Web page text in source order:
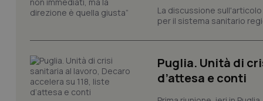
La discussione
per il sistema sanitario
Puglia. Unità di
d’attesa e conti
tracking-enable